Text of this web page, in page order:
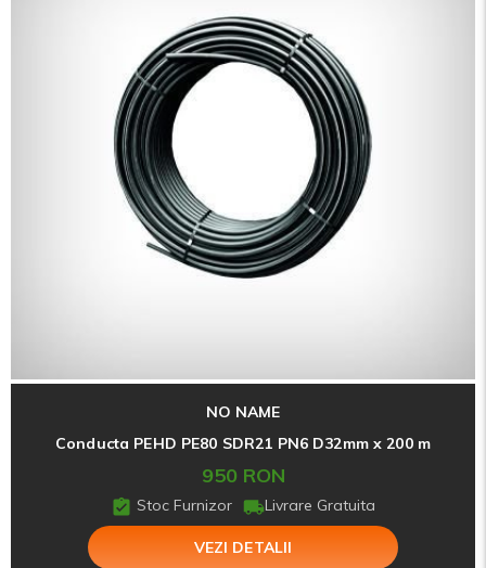
NO NAME
Conducta PEHD PE80 SDR21 PN6 D32mm x 200 m
950 RON
Stoc Furnizor Livrare Gratuita
VEZI DETALII